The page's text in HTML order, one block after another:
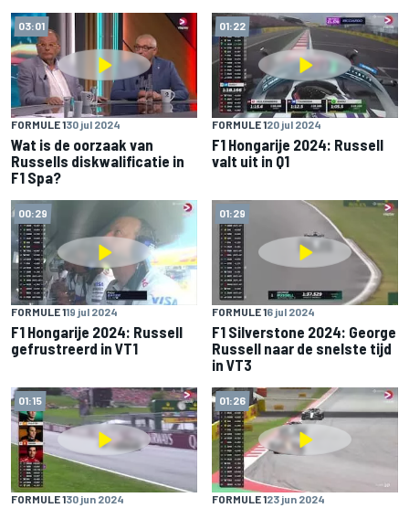
03:01
FORMULE 130 jul 2024
Wat is de oorzaak van
Russells diskwalificatie in
F1 Spa?
01:22
FORMULE 120 jul 2024
F1 Hongarije 2024: Russell
valt uit in Q1
00:29
FORMULE 119 jul 2024
F1 Hongarije 2024: Russell
gefrustreerd in VT1
01:29
FORMULE 16 jul 2024
F1 Silverstone 2024: George
Russell naar de snelste tijd
in VT3
01:15
FORMULE 130 jun 2024
01:26
FORMULE 123 jun 2024